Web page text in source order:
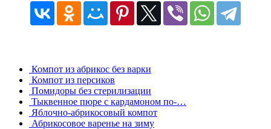
Компот из абрикос без варки
Компот из персиков
Помидоры без стерилизации
Тыквенное пюре с кардамоном по-…
Яблочно-абрикосовый компот
Абрикосовое варенье на зиму